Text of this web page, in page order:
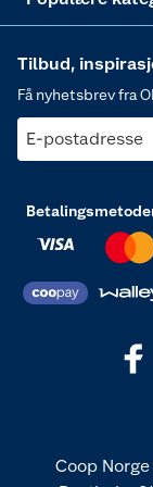
Tilbud,
Få nyhetsbrev fra
E-postadresse
Coop